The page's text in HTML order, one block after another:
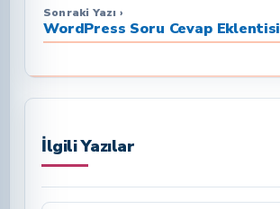
Sonraki Yazı ›
WordPress Soru Cevap Eklentisi
İlgili Yazılar